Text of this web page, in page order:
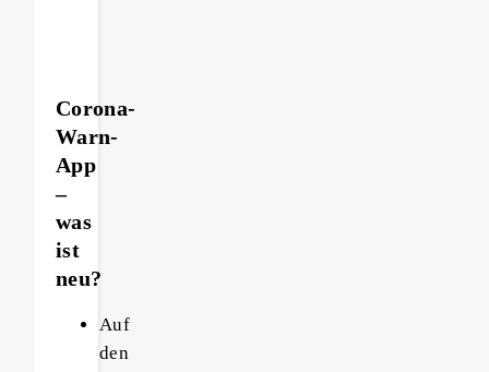
Corona-
Warn-
App
–
was
ist
neu?
Auf
den